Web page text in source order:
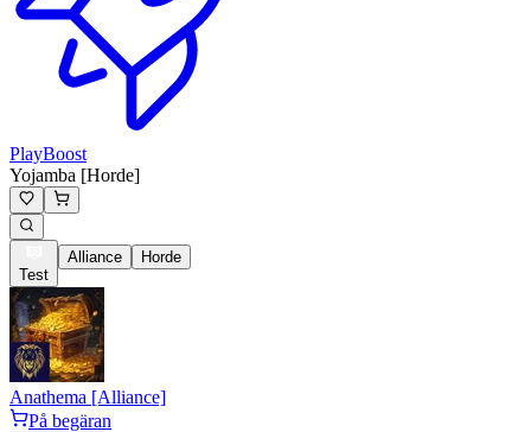
PlayBoost
Yojamba [Horde]
Test
Alliance Horde
Anathema [Alliance]
På begäran